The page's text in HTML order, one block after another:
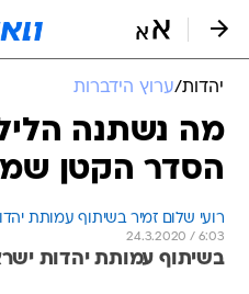
יהדות/ערוץ הידברות
מה נשתנה
הסדר הקטן
רועי שלום זמיר בשיתוף עמותת
24.3.2020 / 6:03
בשיתוף עמותת יהדות